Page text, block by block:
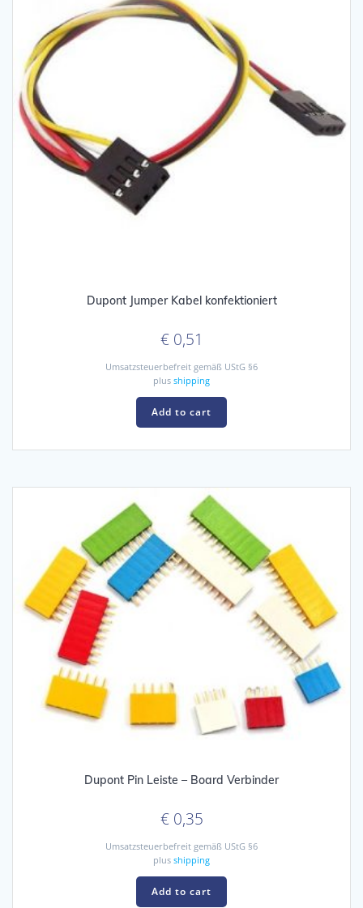
the
product
page
Dupont Jumper Kabel konfektioniert
€0,51
Umsatzsteuerbefreit gemäß UStG §6
plus shipping
Add to cart
Dupont Pin Leiste – Board Verbinder
€0,35
Umsatzsteuerbefreit gemäß UStG §6
plus shipping
Add to cart